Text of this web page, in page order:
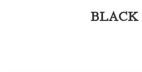
BLACK